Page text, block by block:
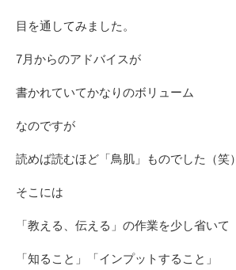
目を通してみました。
7月からのアドバイスが
書かれていてかなりのボリューム
なのですが
読めば読むほど「鳥肌」ものでした（笑）
そこには
「教える、伝える」の作業を少し省いて
「知ること」「インプットすること」